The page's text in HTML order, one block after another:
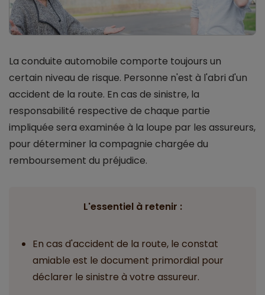
La conduite automobile comporte toujours un
certain niveau de risque. Personne n'est à l'abri d'un
accident de la route. En cas de sinistre, la
responsabilité respective de chaque partie
impliquée sera examinée à la loupe par les assureurs,
pour déterminer la compagnie chargée du
remboursement du préjudice.
L'essentiel à retenir :
En cas d'accident de la route, le constat
amiable est le document primordial pour
déclarer le sinistre à votre assureur.